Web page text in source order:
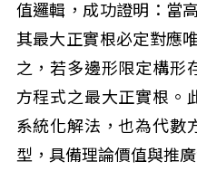
值邏輯，成功證明：當
其最大正實根必定對應
之，若多邊形限定構形
方程式之最大正實根。
系統化解法，也為代數
型，具備理論價值與推廣